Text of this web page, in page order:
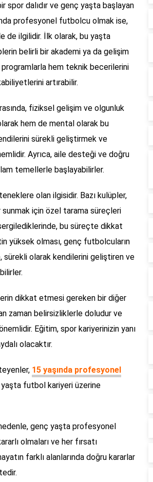
spor dalıdır ve genç yaşta başlayan
profesyonel futbolcu olmak ise,
de ilgilidir. İlk olarak, bu yaşta
belirli bir akademi ya da gelişim
programlarla hem teknik becerilerini
artırabilir.
fiziksel gelişim ve olgunluk
hem de mental olarak bu
sürekli geliştirmek ve
Ayrıca, aile desteği ve doğru
temellerle başlayabilirler.
olan ilgisidir. Bazı kulüpler,
için özel tarama süreçleri
bu süreçte dikkat
yüksek olması, genç futbolcuların
sürekli olarak kendilerini geliştiren ve
dikkat etmesi gereken bir diğer
zaman belirsizliklerle doludur ve
Eğitim, spor kariyerinizin yanı
olacaktır.
15 yaşında profesyonel
futbol kariyeri üzerine
genç yaşta profesyonel
olmaları ve her fırsatı
farklı alanlarında doğru kararlar